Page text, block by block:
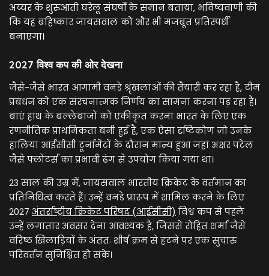
अय्यर के शुरुआती घरेलू संघर्षों के समान बताया, भविष्यवाणी की
कि यह बहिष्कार जायसवाल को और भी मजबूत प्रतिस्पर्धी
बनाएगा।
2027 विश्व कप की ओर देखना
जैसे-जैसे भारत आगामी वनडे श्रृंखलाओं की तैयारी कर रहा है, टीम
प्रबंधन को एक संरचनात्मक निर्णय का सामना करना पड़ रहा है।
बाएं हाथ के बल्लेबाजों को एकीकृत करना भारत के लिए एक
रणनीतिक प्राथमिकता बनी हुई है, एक ऐसा दृष्टिकोण जो उनके
हालिया आईसीसी टूर्नामेंटों के दौरान मान्य हुआ जहां अक्षर पटेल
जैसे फ्लोटर्स का प्रभावी ढंग से उपयोग किया गया था।
23 साल की उम्र में, जायसवाल भारतीय क्रिकेट के वर्तमान का
प्रतिनिधित्व करते हैं। उन्हें वनडे प्रारूप में शामिल करने के लिए
2027 अंतर्राष्ट्रीय क्रिकेट परिषद (आईसीसी) विश्व कप से पहले
उन्हें लगातार अवसर देना आवश्यक है, जिससे रोहित शर्मा जैसे
वरिष्ठ खिलाड़ियों के अंततः शीर्ष क्रम से हटने पर एक सुचारु
परिवर्तन सुनिश्चित हो सके।